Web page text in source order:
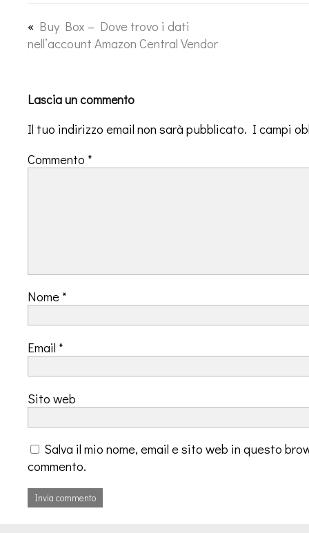
« Buy Box – Dove trovo i dati
nell’account Amazon Central Vendor
Lascia un commento
Il tuo indirizzo email non sarà pubblicato. I campi
Commento *
Nome *
Email *
Sito web
Salva il mio nome, email e sito web in questo
commento.